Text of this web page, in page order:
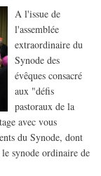
A l'issue de
l'assemblée
extraordinaire du
Synode des
évêques consacré
aux "défis
pastoraux de la
avec vous
du Synode, dont
synode ordinaire de